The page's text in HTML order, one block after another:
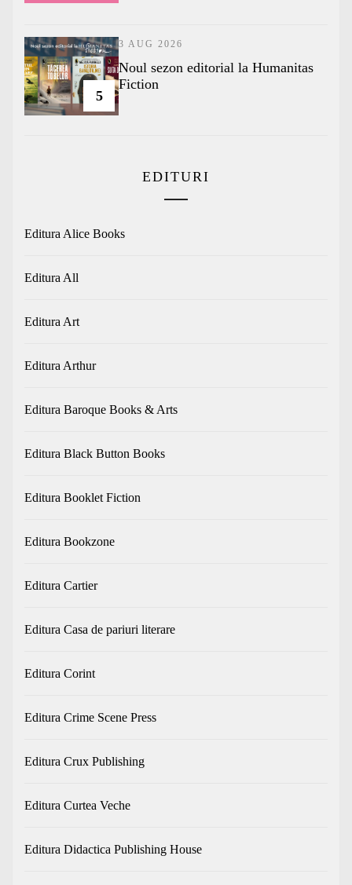
5
3 AUG 2026
​Noul sezon editorial la Humanitas
Fiction
EDITURI
Editura Alice Books
Editura All
Editura Art
Editura Arthur
Editura Baroque Books & Arts
Editura Black Button Books
Editura Booklet Fiction
Editura Bookzone
Editura Cartier
Editura Casa de pariuri literare
Editura Corint
Editura Crime Scene Press
Editura Crux Publishing
Editura Curtea Veche
Editura Didactica Publishing House